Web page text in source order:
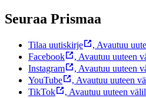
Seuraa Prismaa
Tilaa uutiskirje , Avautuu
Facebook
, Avautuu uuteen
Instagram
, Avautuu uuteen
YouTube
, Avautuu uuteen
TikTok
, Avautuu uuteen